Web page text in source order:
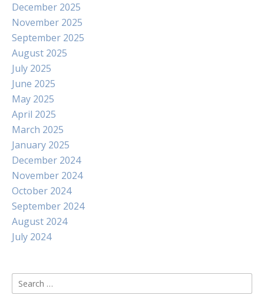
December 2025
November 2025
September 2025
August 2025
July 2025
June 2025
May 2025
April 2025
March 2025
January 2025
December 2024
November 2024
October 2024
September 2024
August 2024
July 2024
Search
for: